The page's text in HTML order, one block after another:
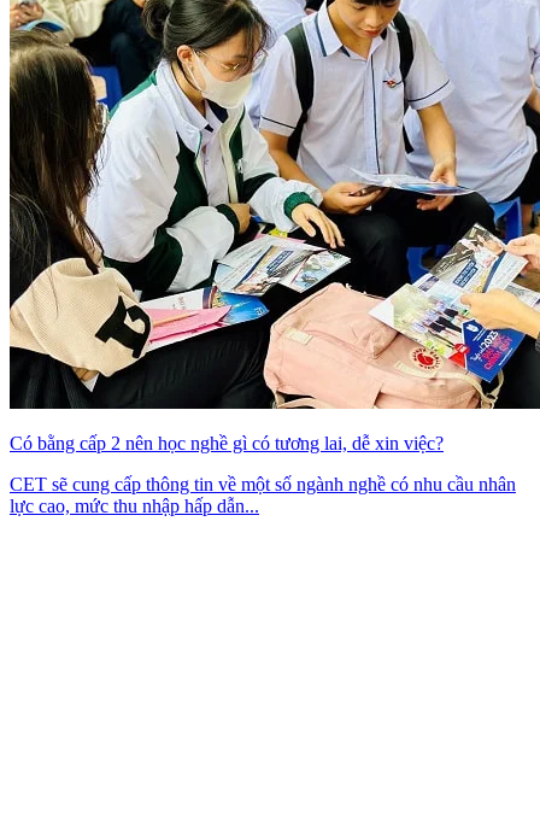
Có bằng cấp 2 nên học nghề gì có tương lai, dễ xin việc?
CET sẽ cung cấp thông tin về một số ngành nghề có nhu cầu nhân
lực cao, mức thu nhập hấp dẫn...